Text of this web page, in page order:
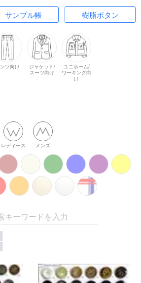
サンプル帳 樹脂ボタン
ツ向け
ジャケット/
スーツ向け
ユニホーム/
ワーキング向
け
レディース メンズ
キーワードを入力